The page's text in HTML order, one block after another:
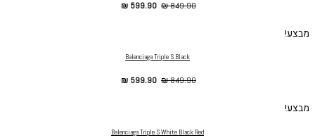
₪849.90
₪ 599.90
מבצע!
Balenciaga Triple S Black
₪849.90
₪ 599.90
מבצע!
Balenciaga Triple S White Black Red